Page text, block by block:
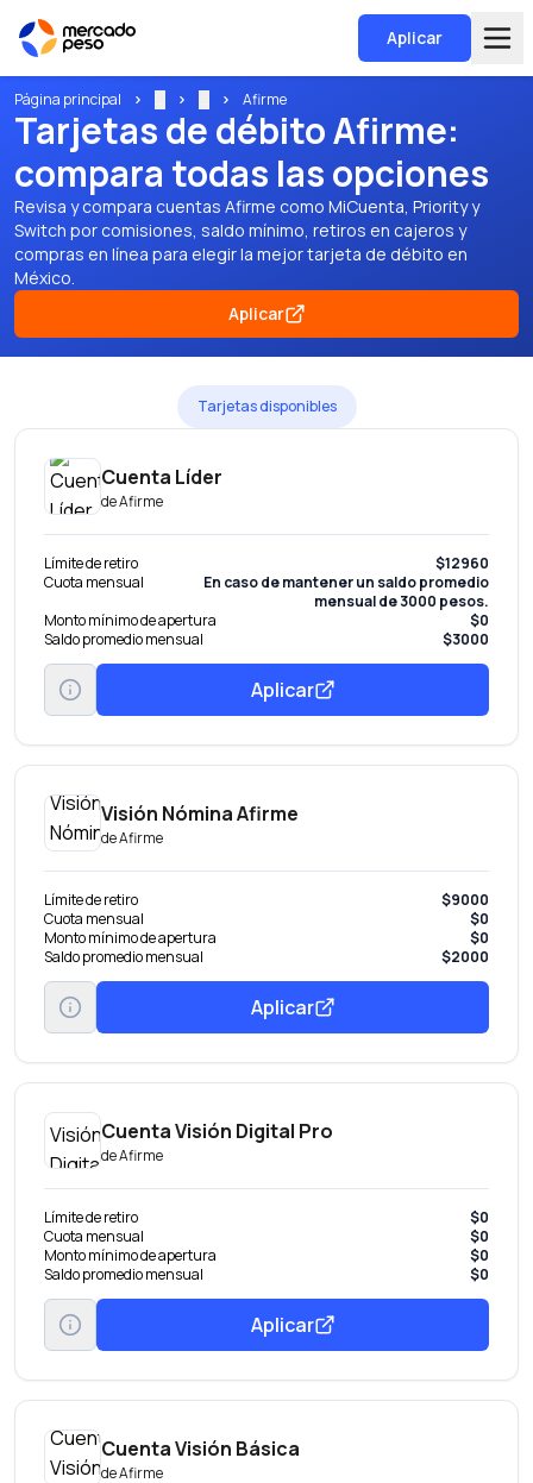
Aplicar
Página principal Afirme
Tarjetas de débito Afirme:
compara todas las opciones
Revisa y compara cuentas Afirme como MiCuenta, Priority y
Switch por comisiones, saldo mínimo, retiros en cajeros y
compras en línea para elegir la mejor tarjeta de débito en
México.
Aplicar
Tarjetas disponibles
Cuenta Líder
deAfirme
Límite de retiro
$12960
Cuota mensual
En caso de mantener un saldo promedio
mensual de 3000 pesos.
Monto mínimo de apertura
$0
Saldo promedio mensual
$3000
Aplicar
Visión Nómina Afirme
deAfirme
Límite de retiro
$9000
Cuota mensual
$0
Monto mínimo de apertura
$0
Saldo promedio mensual
$2000
Aplicar
Cuenta Visión Digital Pro
deAfirme
Límite de retiro
$0
Cuota mensual
$0
Monto mínimo de apertura
$0
Saldo promedio mensual
$0
Aplicar
Cuenta Visión Básica
deAfirme